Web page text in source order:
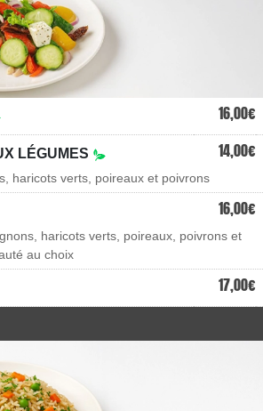
16,00€
LÉGUMES 14,00€
haricots verts, poireaux et poivrons
16,00€
haricots verts, poireaux, poivrons et
au choix
17,00€